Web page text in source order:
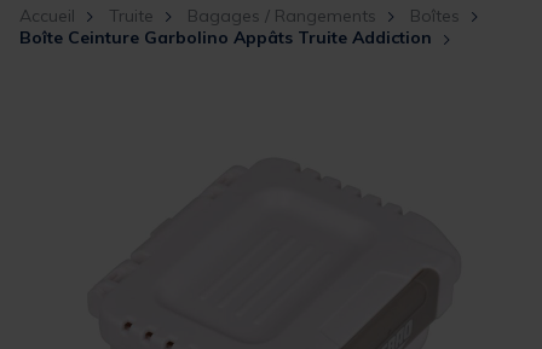
Accueil Truite Bagages / Rangements
Boîtes
Boîte Ceinture Garbolino Appâts Truite Addiction